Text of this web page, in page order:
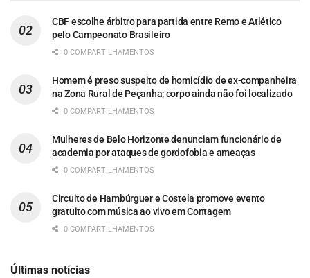
CBF escolhe árbitro para partida entre Remo e Atlético
pelo Campeonato Brasileiro
0 COMPARTILHAMENTOS
Homem é preso suspeito de homicídio de ex-companheira
na Zona Rural de Peçanha; corpo ainda não foi localizado
0 COMPARTILHAMENTOS
Mulheres de Belo Horizonte denunciam funcionário de
academia por ataques de gordofobia e ameaças
0 COMPARTILHAMENTOS
Circuito de Hambúrguer e Costela promove evento
gratuito com música ao vivo em Contagem
0 COMPARTILHAMENTOS
Últimas notícias